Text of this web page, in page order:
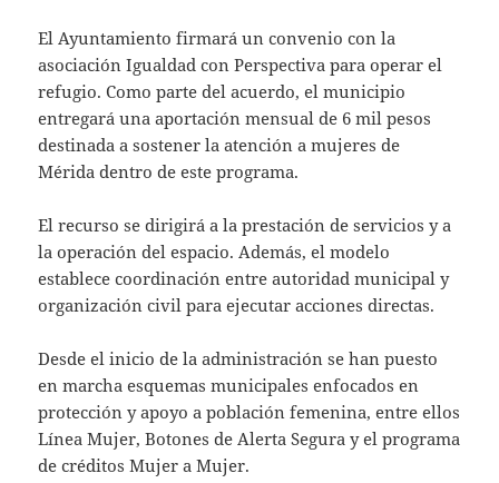
El Ayuntamiento firmará un convenio con la
asociación Igualdad con Perspectiva para operar el
refugio. Como parte del acuerdo, el municipio
entregará una aportación mensual de 6 mil pesos
destinada a sostener la atención a mujeres de
Mérida dentro de este programa.
El recurso se dirigirá a la prestación de servicios y a
la operación del espacio. Además, el modelo
establece coordinación entre autoridad municipal y
organización civil para ejecutar acciones directas.
Desde el inicio de la administración se han puesto
en marcha esquemas municipales enfocados en
protección y apoyo a población femenina, entre ellos
Línea Mujer, Botones de Alerta Segura y el programa
de créditos Mujer a Mujer.